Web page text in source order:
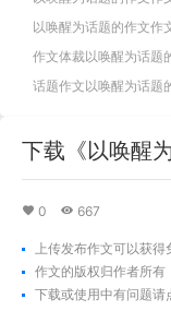
以唤醒为话题的作文作
作文体裁以唤醒为话题
话题作文以唤醒为话题
下载《以唤醒
0 667
上传发布作文可以获
作文的版权归作者所有
下载或使用中有问题请